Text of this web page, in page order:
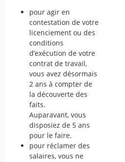
pour agir en
contestation de votre
licenciement ou des
conditions
d’exécution de votre
contrat de travail,
vous avez désormais
2 ans à compter de
la découverte des
faits.
Auparavant, vous
disposiez de 5 ans
pour le faire.
pour réclamer des
salaires, vous ne